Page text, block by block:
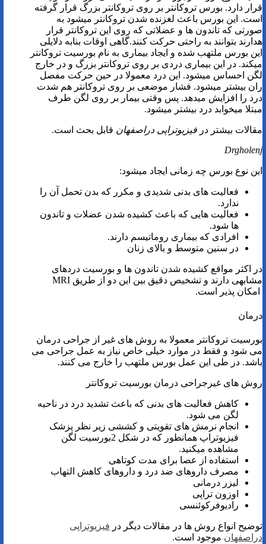
قرار دارد. بورس تروکانتر بر روی تروکانتر بزرگ قرار گرفته
است. این بورس باعث لغزنده شدن تروکانتر میشود به
صورتی که تاندون ها و عضلاتی که روی این تروکانتر قرار
هدارند بتوانند به راحتی حرکت کنند.گاهی اوقات بنابه دلایلی
این بورس ملتهب شده و ایجاد بیماری به نام بورسیت تروکانتر
میکند. در این بیماری دردی بر روی تروکانتر بزرگ و در خارج
لگن احساس میشود. این درد معمولا در حین حرکت مفصل
ران بیشتر میشود. فشار موضعی بر روی تروکانتر هم شدت
درد را افزایش میدهد. پس وقتی بیمار بر روی لگن طرف
مبتلا میخوابد درد بیشتر میشود.
مقالات بیشتر در فیزیوتراپی دراصفهان قابل بحث است.
Drgholenj
این نوع بورس چه زمانی ایجاد میشود:
فعالیت های بدنی شدیدی و مکرر که بدن تحمل آن را
ندارد.
فعالیت هایی که باعث کشیده شدن عضلات و تاندون
ها شود.
افرادی که بیماری روماتیسم دارند.
در سنین متوسط و بالای زنان
در اکثر مواقع کشیده شدن تاندون ها و بورسیت دردهای
مشابهی دارند و تشخیص دقیق بین این دو از طریق MRI
امکان پذیر است.
درمان
بورسیت تروکانتر معمولا به روش های غیر از جراحی درمان
می شود و فقط در موارد خیلی خاص نیاز به عمل جراحی می
باشد. در طی این عمل بورس ملتهب را خارج می کنند.
روش های غیرجراحی درمان بورسیت تروکانتر
کاهش فعالیت های بدنی که باعث تشدید درد در ناحیه
لگن می شود.
انجام نرمش های تقویتی و کششی زیر نظر پزشک
فیزیوتراپ همانطور که در شکل 2بورسیت لگن
مشاهده میکنید.
استفاده از عصا برای مدت کوتاهی
مصرف داروهای ضد درد و داروهای کاهش التهاب
لیزر درمانی
اوزون تراپی
رادیوفرکوئنسی
توضیح انواع روش ها در مقالات دیگر در فیزیوتراپی
دراصفهان موجود است.